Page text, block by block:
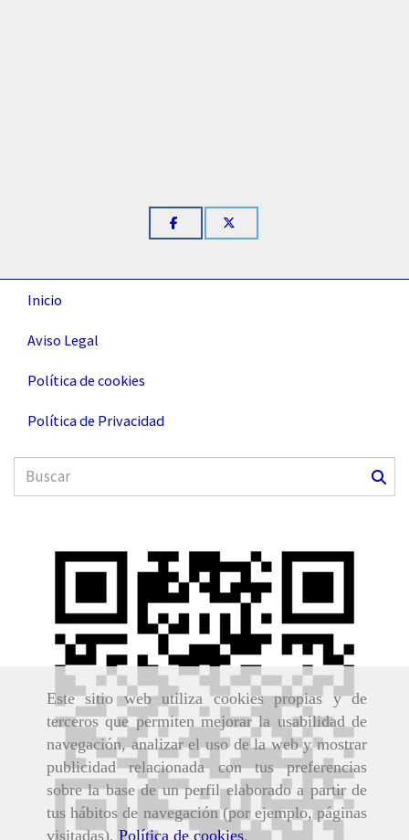
Este sitio web utiliza cookies propias y de
terceros que permiten mejorar la usabilidad de
navegación, analizar el uso de la web y mostrar
publicidad relacionada con tus preferencias
sobre la base de un perfil elaborado a partir de
tus hábitos de navegación (por ejemplo, páginas
visitadas). Política de cookies.
Inicio
Aviso Legal
Política de cookies
Política de Privacidad